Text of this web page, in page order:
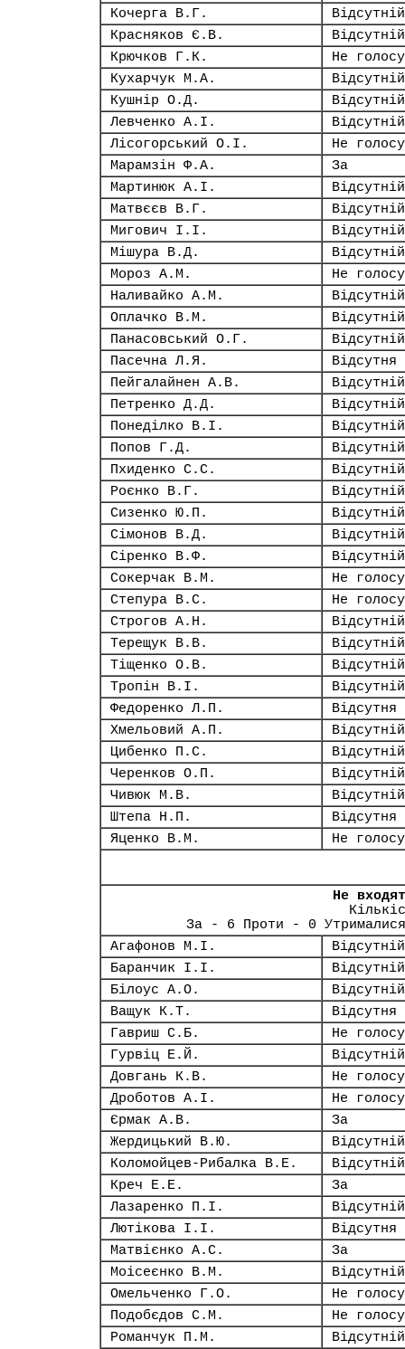
Кочерга В.Г.
Відсутній
Красняков Є.В.
Відсутній
Крючков Г.К.
Не
Кухарчук М.А.
Відсутній
Кушнір О.Д.
Відсутній
Левченко А.І.
Відсутній
Лісогорський О.І.
Не
Марамзін Ф.А.
За
Мартинюк А.І.
Відсутній
Матвєєв В.Г.
Відсутній
Мигович І.І.
Відсутній
Мішура В.Д.
Відсутній
Мороз А.М.
Не
Наливайко А.М.
Відсутній
Оплачко В.М.
Відсутній
Панасовський О.Г.
Відсутній
Пасечна Л.Я.
Відсутня
Пейгалайнен А.В.
Відсутній
Петренко Д.Д.
Відсутній
Понеділко В.І.
Відсутній
Попов Г.Д.
Відсутній
Пхиденко С.С.
Відсутній
Роєнко В.Г.
Відсутній
Сизенко Ю.П.
Відсутній
Сімонов В.Д.
Відсутній
Сіренко В.Ф.
Відсутній
Сокерчак В.М.
Не
Степура В.С.
Не
Строгов А.Н.
Відсутній
Терещук В.В.
Відсутній
Тіщенко О.В.
Відсутній
Тропін В.І.
Відсутній
Федоренко Л.П.
Відсутня
Хмельовий А.П.
Відсутній
Цибенко П.С.
Відсутній
Черенков О.П.
Відсутній
Чивюк М.В.
Відсутній
Штепа Н.П.
Відсутня
Яценко В.М.
Не
Не
За - 6 Проти - 0
Агафонов М.І.
Відсутній
Баранчик І.І.
Відсутній
Білоус А.О.
Відсутній
Ващук К.Т.
Відсутня
Гавриш С.Б.
Не
Гурвіц Е.Й.
Відсутній
Довгань К.В.
Не
Дроботов А.І.
Не
Єрмак А.В.
За
Жердицький В.Ю.
Відсутній
Коломойцев-Рибалка В.Е.
Відсутній
Креч Е.Е.
За
Лазаренко П.І.
Відсутній
Лютікова І.І.
Відсутня
Матвієнко А.С.
За
Моісеєнко В.М.
Відсутній
Омельченко Г.О.
Не
Подобєдов С.М.
Не
Романчук П.М.
Відсутній